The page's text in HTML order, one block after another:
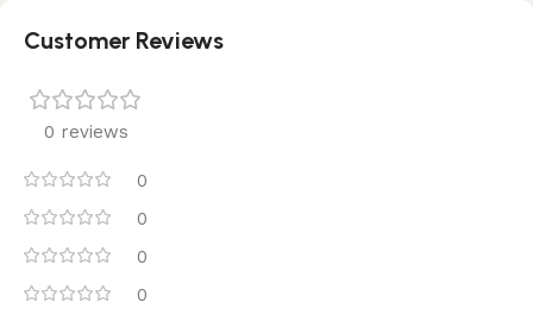
Customer Reviews
0 reviews
0
0
0
0